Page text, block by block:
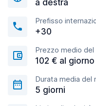
a destra
Prefisso
+30
Prezzo medio
102 € al giorno
Durata media del
5 giorni